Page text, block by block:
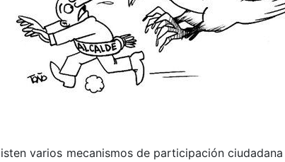
varios mecanismos de participación